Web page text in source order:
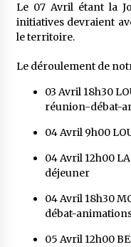
Le 07 Avril étant la
initiatives devraient
le territoire.
Le déroulement de
03 Avril 18h30
réunion-débat-
04 Avril 9h00
04 Avril 12h00
déjeuner
04 Avril 18h30
débat-
05 Avril 12h00